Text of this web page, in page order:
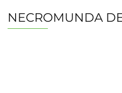
NECROMUNDA